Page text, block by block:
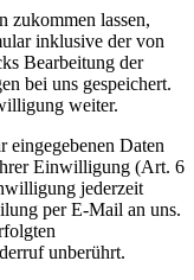
zukommen lassen,
inklusive der von
Bearbeitung der
bei uns gespeichert.
weiter.
eingegebenen Daten
Einwilligung (Art. 6
jederzeit
per E-Mail an uns.
unberührt.